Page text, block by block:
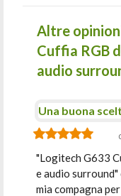
Altre
Cuffia RGB
audio
Una buona
"Logitech G633
e audio
mia compagna